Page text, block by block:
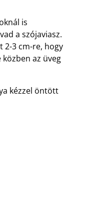
is
a szójaviasz.
2-3 cm-re, hogy
az üveg
kézzel öntött